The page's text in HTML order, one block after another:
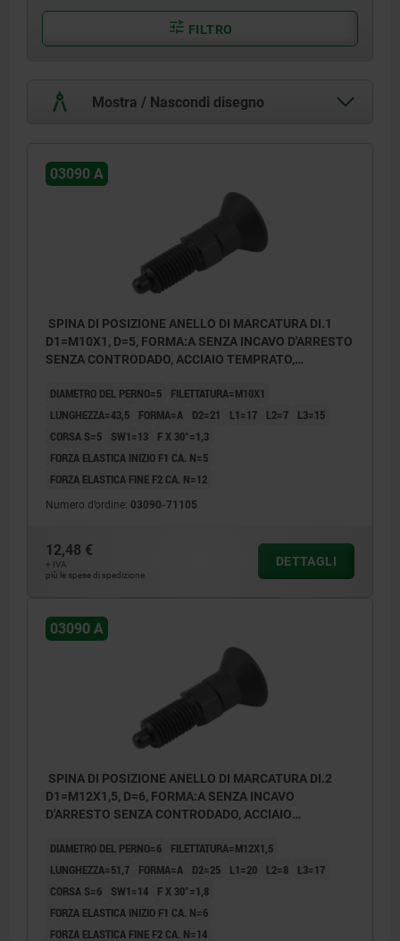
FILTRO
Mostra / Nascondi disegno
1) Anello di marcatura
03090 A
SPINA DI POSIZIONE ANELLO DI MARCATURA DI.1
D1=M10X1, D=5, FORMA:A SENZA INCAVO D'ARRESTO
SENZA CONTRODADO, ACCIAIO TEMPRATO,
DIAMETRO DEL PERNO=5
FILETTATURA=M10X1
LUNGHEZZA=43,5
FORMA=A D2=21 L1=17 L2=7
L3=15
CORSA S=5
SW1=13
F X 30°=1,3
FORZA ELASTICA INIZIO F1 CA. N=5
FORZA ELASTICA FINE F2 CA. N=12
Numero d’ordine: 03090-71105
12,48 €
+ IVA
più le spese di spedizione
DETTAGLI
03090 A
SPINA DI POSIZIONE ANELLO DI MARCATURA DI.2
D1=M12X1,5, D=6, FORMA:A SENZA INCAVO
D'ARRESTO SENZA CONTRODADO, ACCIAIO
DIAMETRO DEL PERNO=6
FILETTATURA=M12X1,5
LUNGHEZZA=51,7
FORMA=A D2=25 L1=20 L2=8
L3=17
CORSA S=6
SW1=14
F X 30°=1,8
FORZA ELASTICA INIZIO F1 CA. N=6
FORZA ELASTICA FINE F2 CA. N=14